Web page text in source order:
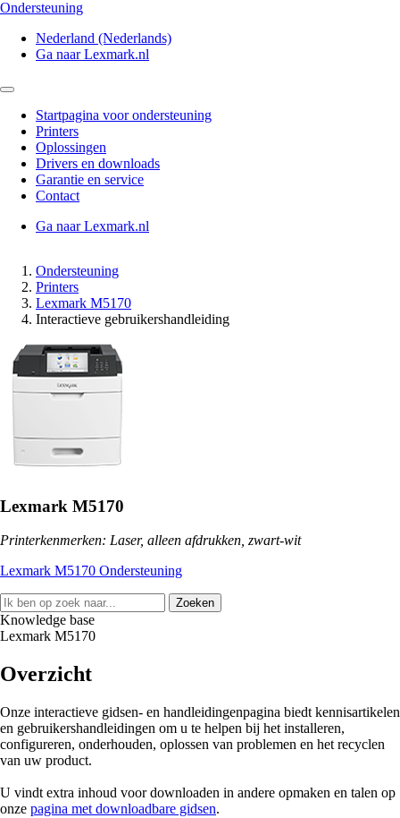
Ondersteuning
Nederland (Nederlands)
Ga naar Lexmark.nl
Startpagina voor ondersteuning
Printers
Oplossingen
Drivers en downloads
Garantie en service
Contact
Ga naar Lexmark.nl
Ondersteuning
Printers
Lexmark M5170
Interactieve gebruikershandleiding
Lexmark M5170
Printerkenmerken: Laser, alleen afdrukken, zwart-wit
Lexmark M5170 Ondersteuning
Zoeken
Knowledge base
Lexmark M5170
Overzicht
Onze interactieve gidsen- en handleidingenpagina biedt kennisartikelen
en gebruikershandleidingen om u te helpen bij het installeren,
configureren, onderhouden, oplossen van problemen en het recyclen
van uw product.
U vindt extra inhoud voor downloaden in andere opmaken en talen op
onze pagina met downloadbare gidsen.